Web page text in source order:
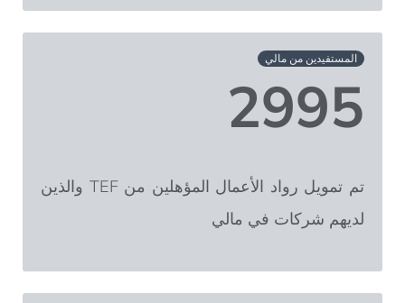
المستفيدين من مالي
2995
تم تمويل رواد الأعمال المؤهلين من TEF والذين
لديهم شركات في مالي